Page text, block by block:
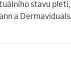
stavu
a Dermaviduals.